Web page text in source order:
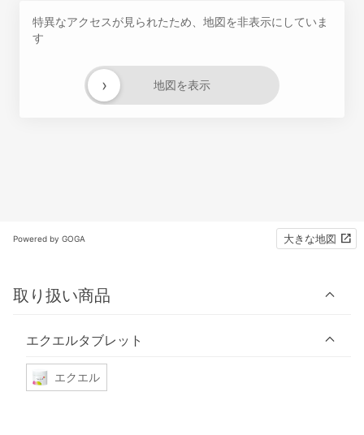
特異なアクセスが見られたため、地図を非表示にしていま
す
地図を表示
›
Powered by GOGA 大きな地図
取り扱い商品
エクエルタブレット
エクエル